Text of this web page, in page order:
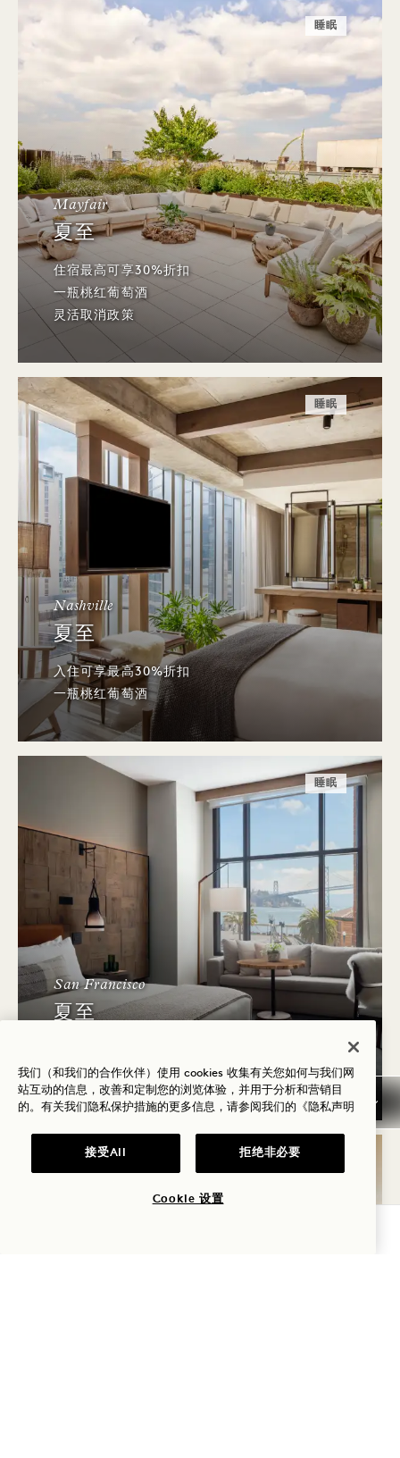
睡眠
Mayfair
夏至
住宿最高可享30%折扣
一瓶桃红葡萄酒
灵活取消政策
睡眠
Nashville
夏至
入住可享最高30%折扣
一瓶桃红葡萄酒
睡眠
San Francisco
夏至
一瓶桃红葡萄酒
我们（和我们的合作伙伴）使用 cookies 收集有关您如何与我们网
站互动的信息，改善和定制您的浏览体验，并用于分析和营销目
的。有关我们隐私保护措施的更多信息，请参阅我们的 《隐私声明
接受All 拒绝非必要
Cookie 设置